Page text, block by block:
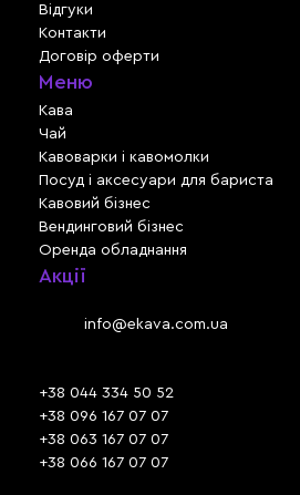
Відгуки
Контакти
Договір оферти
Меню
Кава
Чай
Кавоварки і кавомолки
Посуд і аксесуари для бариста
Кавовий бізнес
Вендинговий бізнес
Оренда обладнання
Акції
info@ekava.com.ua
+38 044 334 50 52
+38 096 167 07 07
+38 063 167 07 07
+38 066 167 07 07